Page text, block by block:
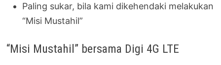
Paling sukar, bila kami dikehendaki melakukan
“Misi Mustahil”
“Misi Mustahil” bersama Digi 4G LTE